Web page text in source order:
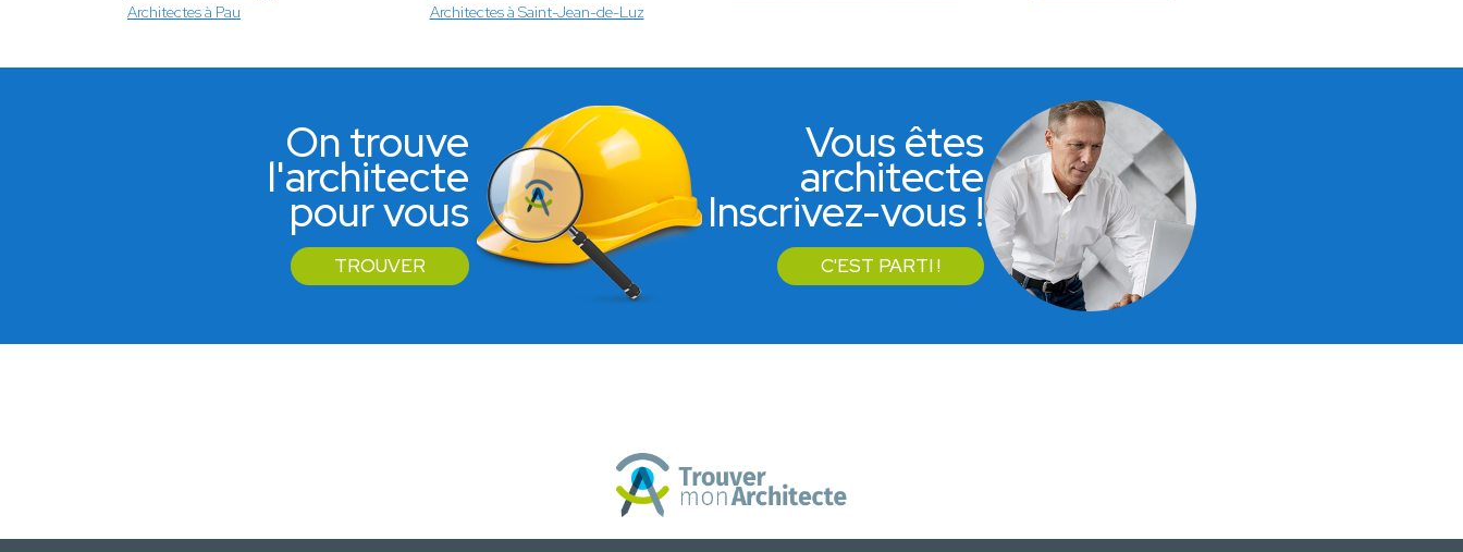
Architectes à Pau
Architectes à Saint-Jean-de-Luz
On trouve
l'architecte
pour vous
TROUVER
Vous êtes
architecte
Inscrivez-vous !
C'EST PARTI !